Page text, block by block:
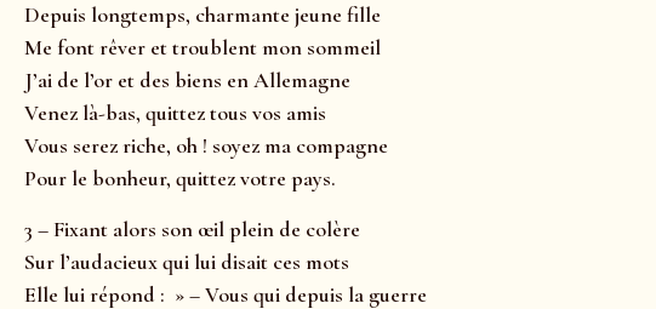
Depuis longtemps, charmante jeune fille
Me font rêver et troublent mon sommeil
J’ai de l’or et des biens en Allemagne
Venez là-bas, quittez tous vos amis
Vous serez riche, oh ! soyez ma compagne
Pour le bonheur, quittez votre pays.
3 – Fixant alors son œil plein de colère
Sur l’audacieux qui lui disait ces mots
Elle lui répond : » – Vous qui depuis la guerre